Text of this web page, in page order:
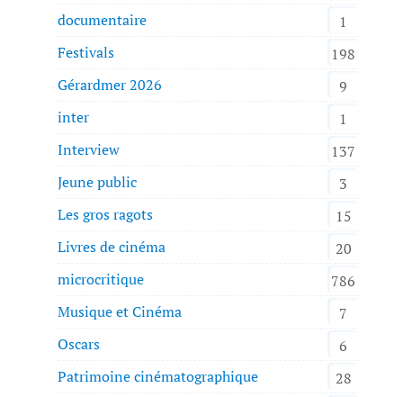
documentaire
1
Festivals
198
Gérardmer 2026
9
inter
1
Interview
137
Jeune public
3
Les gros ragots
15
Livres de cinéma
20
microcritique
786
Musique et Cinéma
7
Oscars
6
Patrimoine cinématographique
28